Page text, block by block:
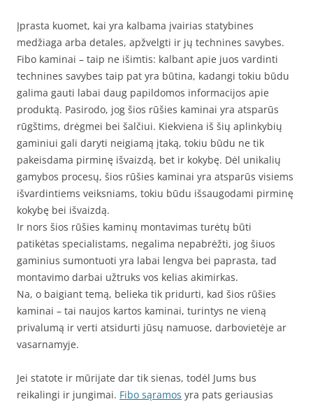
Įprasta kuomet, kai yra kalbama įvairias statybines
medžiaga arba detales, apžvelgti ir jų technines savybes.
Fibo kaminai – taip ne išimtis: kalbant apie juos vardinti
technines savybes taip pat yra būtina, kadangi tokiu būdu
galima gauti labai daug papildomos informacijos apie
produktą. Pasirodo, jog šios rūšies kaminai yra atsparūs
rūgštims, drėgmei bei šalčiui. Kiekviena iš šių aplinkybių
gaminiui gali daryti neigiamą įtaką, tokiu būdu ne tik
pakeisdama pirminę išvaizdą, bet ir kokybę. Dėl unikalių
gamybos procesų, šios rūšies kaminai yra atsparūs visiems
išvardintiems veiksniams, tokiu būdu išsaugodami pirminę
kokybę bei išvaizdą.
Ir nors šios rūšies kaminų montavimas turėtų būti
patikėtas specialistams, negalima nepabrėžti, jog šiuos
gaminius sumontuoti yra labai lengva bei paprasta, tad
montavimo darbai užtruks vos kelias akimirkas.
Na, o baigiant temą, belieka tik pridurti, kad šios rūšies
kaminai – tai naujos kartos kaminai, turintys ne vieną
privalumą ir verti atsidurti jūsų namuose, darbovietėje ar
vasarnamyje.
Jei statote ir mūrijate dar tik sienas, todėl Jums bus
reikalingi ir jungimai. Fibo sąramos yra pats geriausias